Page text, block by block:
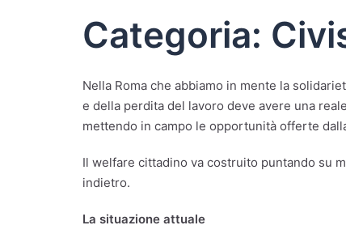
Categoria:
Nella Roma che abbiamo in mente la
e della perdita del lavoro deve avere una
mettendo in campo le opportunità offerte
Il welfare cittadino va costruito puntando su
indietro.
La situazione attuale